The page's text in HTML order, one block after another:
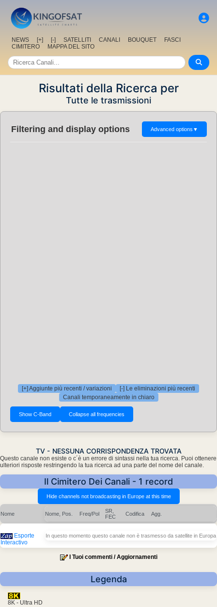
NEWS [+] [-] SATELLITI CANALI BOUQUET
FASCI
CIMITERO
MAPPA DEL SITO
Risultati della Ricerca per
Tutte le trasmissioni
Filtering and display options Advanced options ▼
[+] Aggiunte più recenti / variazioni
[-] Le eliminazioni più recenti
Canali temporaneamente in chiaro
TV - NESSUNA CORRISPONDENZA TROVATA
Questo canale non esiste o c´è un errore di sintassi nella tua ricerca. Puoi ottenere
ulteriori risposte restringendo la tua ricerca ad una parte del nome del canale.
Il Cimitero Dei Canali - 1 record
Nome Nome, Pos. Freq/Pol
SR,
FEC
Codifica Agg.
Esporte
Interactivo
In questo momento questo canale non è trasmesso da satellite in Europa
I Tuoi commenti / Aggiornamenti
Legenda
8K - Ultra HD